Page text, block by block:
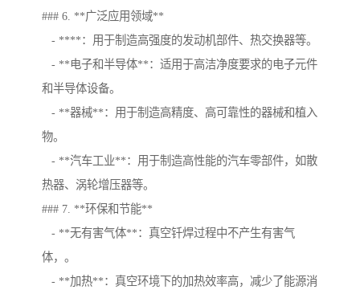
### 6. **广泛应用领域**
- ****：用于制造高强度的发动机部件、热交换器等。
- **电子和半导体**：适用于高洁净度要求的电子元件
和半导体设备。
- **器械**：用于制造高精度、高可靠性的器械和植入
物。
- **汽车工业**：用于制造高性能的汽车零部件，如散
热器、涡轮增压器等。
### 7. **环保和节能**
- **无有害气体**：真空钎焊过程中不产生有害气
体，。
- **加热**：真空环境下的加热效率高，减少了能源消